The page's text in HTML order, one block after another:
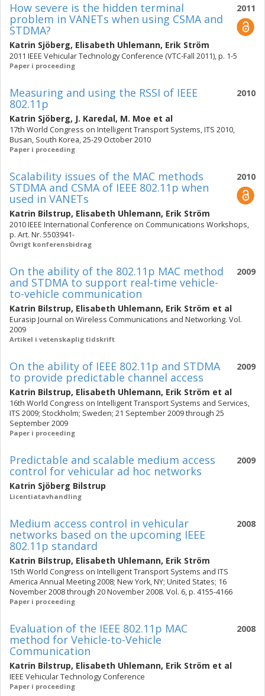
2011
How severe is the hidden terminal
problem in VANETs when using CSMA and
STDMA?
Katrin Sjöberg, Elisabeth Uhlemann, Erik Ström
2011 IEEE Vehicular Technology Conference (VTC-Fall 2011), p. 1-5
Paper i proceeding
2010
Measuring and using the RSSI of IEEE
802.11p
Katrin Sjöberg, J. Karedal, M. Moe et al
17th World Congress on Intelligent Transport Systems, ITS 2010,
Busan, South Korea, 25-29 October 2010
Paper i proceeding
2010
Scalability issues of the MAC methods
STDMA and CSMA of IEEE 802.11p when
used in VANETs
Katrin Bilstrup, Elisabeth Uhlemann, Erik Ström
2010 IEEE International Conference on Communications Workshops,
p. Art. Nr. 5503941-
Övrigt konferensbidrag
2009
On the ability of the 802.11p MAC method
and STDMA to support real-time vehicle-
to-vehicle communication
Katrin Bilstrup, Elisabeth Uhlemann, Erik Ström et al
Eurasip Journal on Wireless Communications and Networking. Vol.
2009
Artikel i vetenskaplig tidskrift
2009
On the ability of IEEE 802.11p and STDMA
to provide predictable channel access
Katrin Bilstrup, Elisabeth Uhlemann, Erik Ström et al
16th World Congress on Intelligent Transport Systems and Services,
ITS 2009; Stockholm; Sweden; 21 September 2009 through 25
September 2009
Paper i proceeding
2009
Predictable and scalable medium access
control for vehicular ad hoc networks
Katrin Sjöberg Bilstrup
Licentiatavhandling
2008
Medium access control in vehicular
networks based on the upcoming IEEE
802.11p standard
Katrin Bilstrup, Elisabeth Uhlemann, Erik Ström
15th World Congress on Intelligent Transport Systems and ITS
America Annual Meeting 2008; New York, NY; United States; 16
November 2008 through 20 November 2008. Vol. 6, p. 4155-4166
Paper i proceeding
2008
Evaluation of the IEEE 802.11p MAC
method for Vehicle-to-Vehicle
Communication
Katrin Bilstrup, Elisabeth Uhlemann, Erik Ström et al
IEEE Vehicular Technology Conference
Paper i proceeding